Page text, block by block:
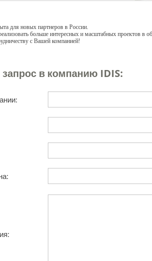
для новых партнеров в России.
больше интересных и масштабных проектов в
с Вашей компанией!
запрос в компанию IDIS: